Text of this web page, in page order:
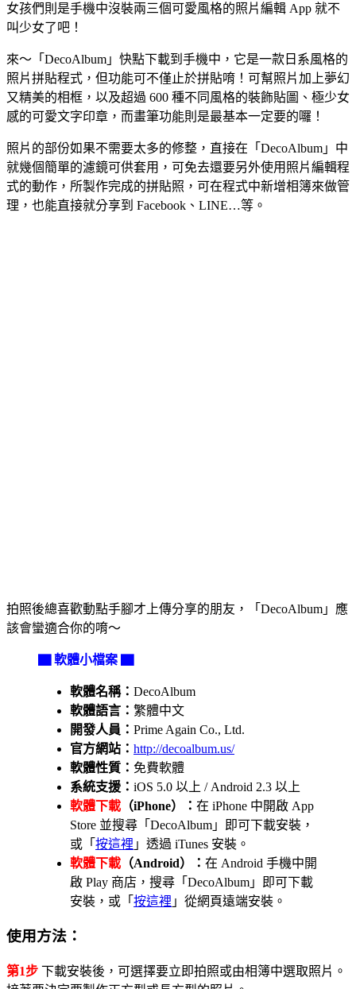
女孩們則是手機中沒裝兩三個可愛風格的照片編輯 App 就不
叫少女了吧！
來～「DecoAlbum」快點下載到手機中，它是一款日系風格的
照片拼貼程式，但功能可不僅止於拼貼唷！可幫照片加上夢幻
又精美的相框，以及超過 600 種不同風格的裝飾貼圖、極少女
感的可愛文字印章，而畫筆功能則是最基本一定要的囉！
照片的部份如果不需要太多的修整，直接在「DecoAlbum」中
就幾個簡單的濾鏡可供套用，可免去還要另外使用照片編輯程
式的動作，所製作完成的拼貼照，可在程式中新增相簿來做管
理，也能直接就分享到 Facebook、LINE…等。
拍照後總喜歡動點手腳才上傳分享的朋友，「DecoAlbum」應
該會蠻適合你的唷～
▇ 軟體小檔案 ▇
軟體名稱： DecoAlbum
軟體語言： 繁體中文
開發人員： Prime Again Co., Ltd.
官方網站： http://decoalbum.us/
軟體性質： 免費軟體
系統支援： iOS 5.0 以上 / Android 2.3 以上
軟體下載 （iPhone）： 在 iPhone 中開啟 App
Store 並搜尋「DecoAlbum」即可下載安裝，
或「 按這裡 」透過 iTunes 安裝。
軟體下載 （Android）： 在 Android 手機中開
啟 Play 商店，搜尋「DecoAlbum」即可下載
安裝，或「 按這裡 」從網頁遠端安裝。
使用方法：
第1步 下載安裝後，可選擇要立即拍照或由相簿中選取照片。